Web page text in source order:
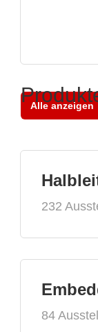
Alle anzeigen
232
84